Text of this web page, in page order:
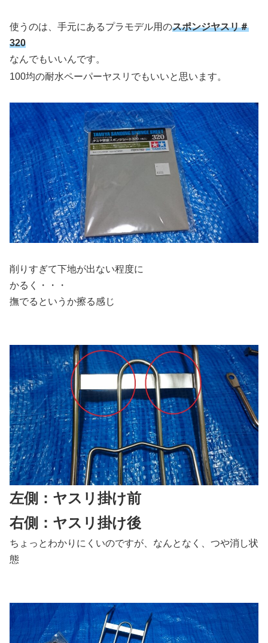
使うのは、手元にあるプラモデル用のスポンジヤスリ＃
320
なんでもいいんです。
100均の耐水ペーパーヤスリでもいいと思います。
削りすぎて下地が出ない程度に
かるく・・・
撫でるというか擦る感じ
左側：ヤスリ掛け前
右側：ヤスリ掛け後
ちょっとわかりにくいのですが、なんとなく、つや消し状
態